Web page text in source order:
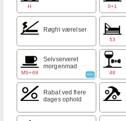
H 0+1
Røgfri værelser
53
MS+69
Selvserveret
morgenmad
INFO 48
Rabat ved flere
dages ophold